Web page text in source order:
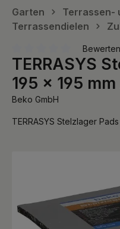
Garten
Terrassen-
Terrassendielen
Durchschnittliche
Bewerten
TERRASYS
195 x 195
Beko GmbH
TERRASYS Stelzlager